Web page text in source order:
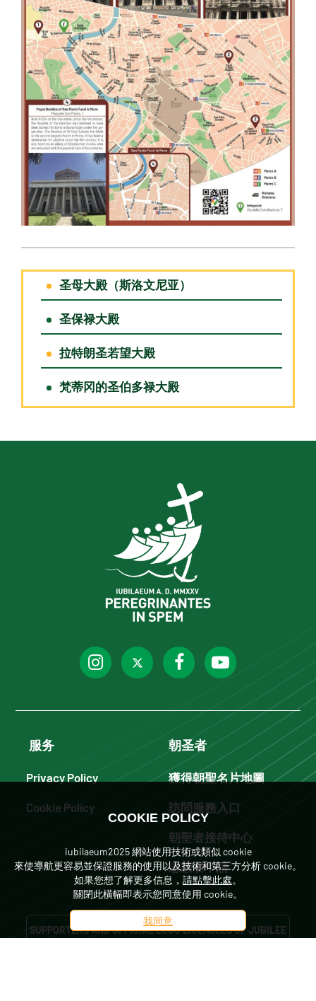
圣母大殿（斯洛文尼亚）
圣保禄大殿
拉特朗圣若望大殿
梵蒂冈的圣伯多禄大殿
服务
Privacy Policy
Cookie Policy
朝圣者
獲得朝聖名片地圖
訪問服務入口
朝聖者接待中心
志願者申請
SUPPORTERS AND OFFICIAL LOGO LICENSEES OF JUBILEE
COOKIE POLICY
iubilaeum2025 網站使用技術或類似 cookie
來使導航更容易並保證服務的使用以及技術和第三方分析 cookie。
如果您想了解更多信息， 請點擊此處。
關閉此橫幅即表示您同意使用 cookie。
我同意